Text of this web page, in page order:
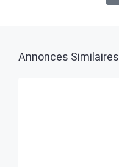
Annonces Similaires